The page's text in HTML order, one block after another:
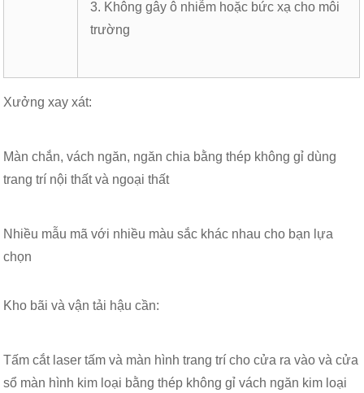
3. Không gây ô nhiễm hoặc bức xạ cho môi
trường
Xưởng xay xát:
Màn chắn, vách ngăn, ngăn chia bằng thép không gỉ dùng
trang trí nội thất và ngoại thất
Nhiều mẫu mã với nhiều màu sắc khác nhau cho bạn lựa
chọn
Kho bãi và vận tải hậu cần:
Tấm cắt laser tấm và màn hình trang trí cho cửa ra vào và cửa
sổ màn hình kim loại bằng thép không gỉ vách ngăn kim loại